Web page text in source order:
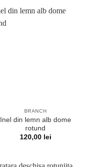
BRANCH
Inel din lemn alb dome
rotund
120,00 lei